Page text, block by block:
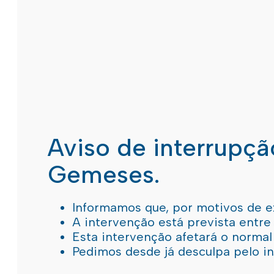
Aviso de
Gemeses.
Informamos que, por motivos de
A intervenção está prevista entre
Esta intervenção afetará o
Pedimos desde já desculpa pelo